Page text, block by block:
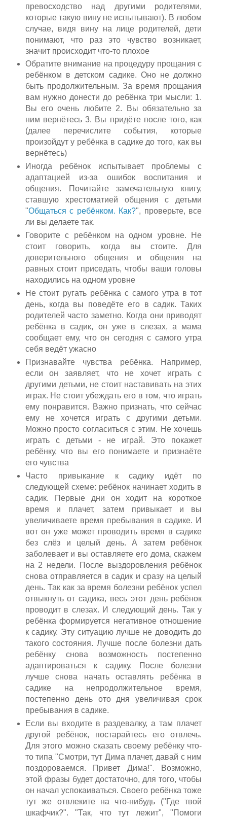
превосходство над другими родителями,
которые такую вину не испытывают). В любом
случае, видя вину на лице родителей, дети
понимают, что раз это чувство возникает,
значит происходит что-то плохое
Обратите внимание на процедуру прощания с
ребёнком в детском садике. Оно не должно
быть продолжительным. За время прощания
вам нужно донести до ребёнка три мысли: 1.
Вы его очень любите 2. Вы обязательно за
ним вернётесь 3. Вы придёте после того, как
(далее перечислите события, которые
произойдут у ребёнка в садике до того, как вы
вернётесь)
Иногда ребёнок испытывает проблемы с
адаптацией из-за ошибок воспитания и
общения. Почитайте замечательную книгу,
ставшую хрестоматией общения с детьми
"Общаться с ребёнком. Как?", проверьте, все
ли вы делаете так.
Говорите с ребёнком на одном уровне. Не
стоит говорить, когда вы стоите. Для
доверительного общения и общения на
равных стоит приседать, чтобы ваши головы
находились на одном уровне
Не стоит ругать ребёнка с самого утра в тот
день, когда вы поведёте его в садик. Таких
родителей часто заметно. Когда они приводят
ребёнка в садик, он уже в слезах, а мама
сообщает ему, что он сегодня с самого утра
себя ведёт ужасно
Признавайте чувства ребёнка. Например,
если он заявляет, что не хочет играть с
другими детьми, не стоит наставивать на этих
играх. Не стоит убеждать его в том, что играть
ему понравится. Важно признать, что сейчас
ему не хочется играть с другими детьми.
Можно просто согласиться с этим. Не хочешь
играть с детьми - не играй. Это покажет
ребёнку, что вы его понимаете и признаёте
его чувства
Часто привыкание к садику идёт по
следующей схеме: ребёнок начинает ходить в
садик. Первые дни он ходит на короткое
время и плачет, затем привыкает и вы
увеличиваете время пребывания в садике. И
вот он уже может проводить время в садике
без слёз и целый день. А затем ребёнок
заболевает и вы оставляете его дома, скажем
на 2 недели. После выздоровления ребёнок
снова отправляется в садик и сразу на целый
день. Так как за время болезни ребёнок успел
отвыкнуть от садика, весь этот день ребёнок
проводит в слезах. И следующий день. Так у
ребёнка формируется негативное отношение
к садику. Эту ситуацию лучше не доводить до
такого состояния. Лучше после болезни дать
ребёнку снова возможность постепенно
адаптироваться к садику. После болезни
лучше снова начать оставлять ребёнка в
садике на непродолжительное время,
постепенно день ото дня увеличивая срок
пребывания в садике.
Если вы входите в раздевалку, а там плачет
другой ребёнок, постарайтесь его отвлечь.
Для этого можно сказать своему ребёнку что-
то типа "Смотри, тут Дима плачет, давай с ним
поздороваемся. Привет Дима!". Возможно,
этой фразы будет достаточно, для того, чтобы
он начал успокаиваться. Своего ребёнка тоже
тут же отвлеките на что-нибудь ("Где твой
шкафчик?". "Так, что тут лежит", "Помоги